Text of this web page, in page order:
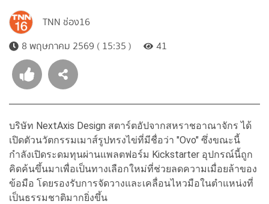
TNN ช่อง16
8 พฤษภาคม 2569 ( 15:35 )
41
บริษัท NextAxis Design สตาร์ตอัปจากสหราชอาณาจักร ได้
เปิดตัวนวัตกรรมเมาส์รูปทรงไข่ที่มีชื่อว่า "Ovo" ซึ่งขณะนี้
กำลังเปิดระดมทุนผ่านแพลตฟอร์ม Kickstarter อุปกรณ์นี้ถูก
คิดค้นขึ้นมาเพื่อเป็นทางเลือกใหม่ที่ช่วยลดความเมื่อยล้าของ
ข้อมือ โดยรองรับการจัดวางและเคลื่อนไหวมือในตำแหน่งที่
เป็นธรรมชาติมากยิ่งขึ้น